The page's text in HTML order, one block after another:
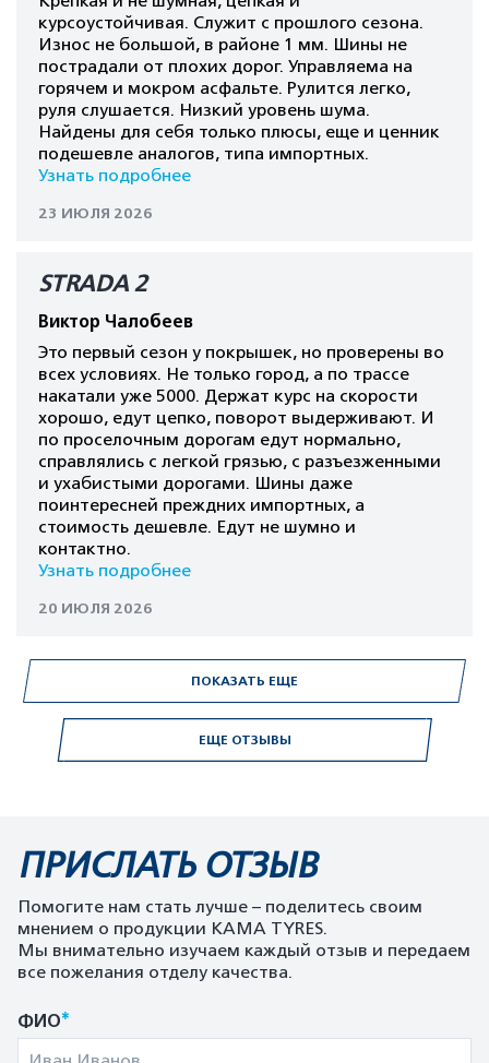
ЕЩЕ ОТЗЫВЫ
курсоустойчивая. Служит с прошлого сезона.
Износ не большой, в районе 1 мм. Шины не
пострадали от плохих дорог. Управляема на
горячем и мокром асфальте. Рулится легко,
руля слушается. Низкий уровень шума.
Найдены для себя только плюсы, еще и ценник
подешевле аналогов, типа импортных.
Узнать подробнее
23 ИЮЛЯ 2026
STRADA 2
Виктор Чалобеев
Это первый сезон у покрышек, но проверены во
всех условиях. Не только город, а по трассе
накатали уже 5000. Держат курс на скорости
хорошо, едут цепко, поворот выдерживают. И
по проселочным дорогам едут нормально,
справлялись с легкой грязью, с разъезженными
и ухабистыми дорогами. Шины даже
поинтересней преждних импортных, а
стоимость дешевле. Едут не шумно и
контактно.
Узнать подробнее
20 ИЮЛЯ 2026
ПОКАЗАТЬ ЕЩЕ
ПРИСЛАТЬ ОТЗЫВ
Помогите нам стать лучше – поделитесь своим
мнением о продукции KAMA TYRES.
Мы внимательно изучаем каждый отзыв и передаем
все пожелания отделу качества.
ФИО*